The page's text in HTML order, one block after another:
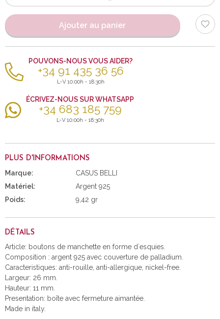
d'items
Ajouter au panier
POUVONS-NOUS VOUS AIDER?
+34 91 435 36 56
L-V 10:00h - 18:30h
ÉCRIVEZ-NOUS SUR WHATSAPP
+34 683 185 759
L-V 10:00h - 18:30h
PLUS D'INFORMATIONS
Marque:
CASUS BELLI
Matériel:
Argent 925
Poids:
9,42 gr
DÉTAILS
Article: boutons de manchette en forme d`esquies.
Composition : argent 925 avec couverture de palladium.
Caracteristiques: anti-rouille, anti-allergique, nickel-free.
Largeur: 26 mm.
Hauteur: 11 mm.
Presentation: boîte avec fermeture aimantée.
Made in italy.